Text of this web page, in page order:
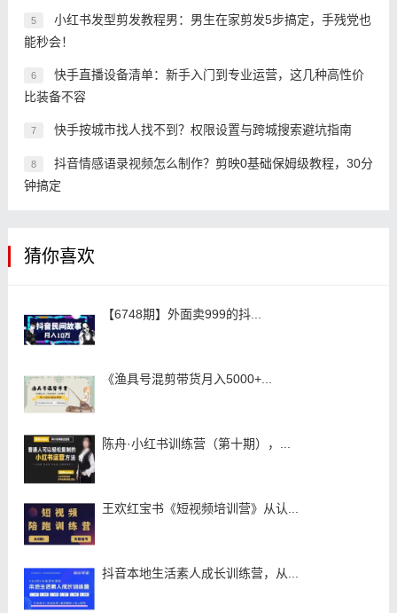
5
小红书发型剪发教程男：男生在家剪发5步搞定，手残党也
能秒会！
6
快手直播设备清单：新手入门到专业运营，这几种高性价
比装备不容
7 快手按城市找人找不到？权限设置与跨城搜索避坑指南
8
抖音情感语录视频怎么制作？剪映0基础保姆级教程，30分
钟搞定
猜你喜欢
【6748期】外面卖999的抖...
《渔具号混剪带货月入5000+...
陈舟·小红书训练营（第十期），...
王欢红宝书《短视频培训营》从认...
抖音本地生活素人成长训练营，从...